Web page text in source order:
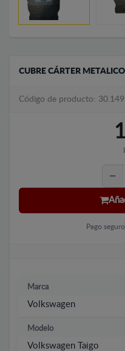
CUBRE CÁRTER
Código de producto: 30.149
Pago seguro
Marca
Volkswagen
Modelo
Volkswagen Taigo